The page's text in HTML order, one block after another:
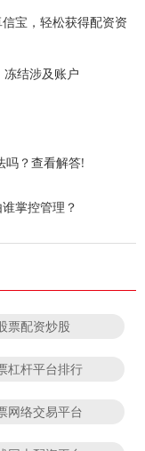
宝，轻松获得配资资
结涉及账户
吗？查看解答!
由谁掌控管理？
票配资炒股
杠杆平台排行
网络交易平台